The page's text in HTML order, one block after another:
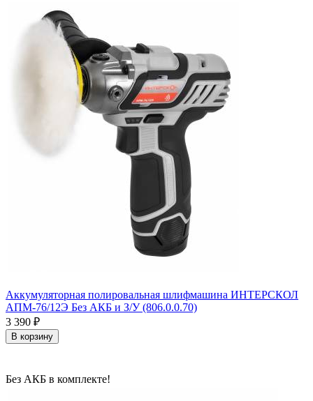
Аккумуляторная полировальная шлифмашина ИНТЕРСКОЛ
АПМ-76/12Э Без АКБ и З/У (806.0.0.70)
3 390 ₽
В корзину
Без АКБ в комплекте!